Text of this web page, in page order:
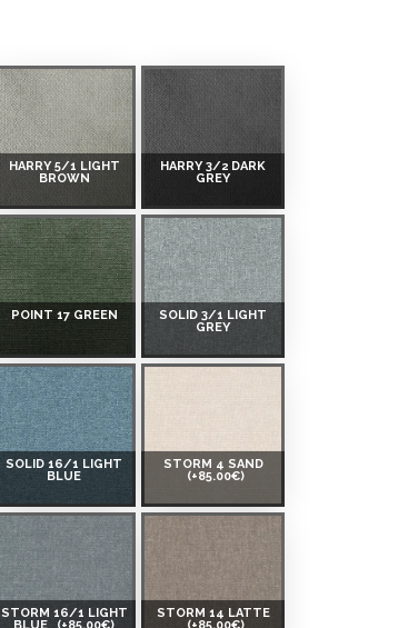
HARRY 5/1 LIGHT
BROWN
HARRY 3/2 DARK
GREY
POINT 17 GREEN
SOLID 3/1 LIGHT
GREY
SOLID 16/1 LIGHT
BLUE
STORM 4 SAND
(+85.00€)
STORM 16/1 LIGHT
STORM 14 LATTE